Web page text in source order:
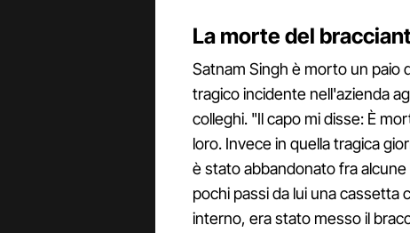
La morte del
Satnam Singh è morto un paio
tragico incidente nell'azienda
colleghi. "Il capo mi disse: È
loro. Invece in quella tragica
è stato abbandonato fra
pochi passi da lui una cassetta
interno, era stato messo il